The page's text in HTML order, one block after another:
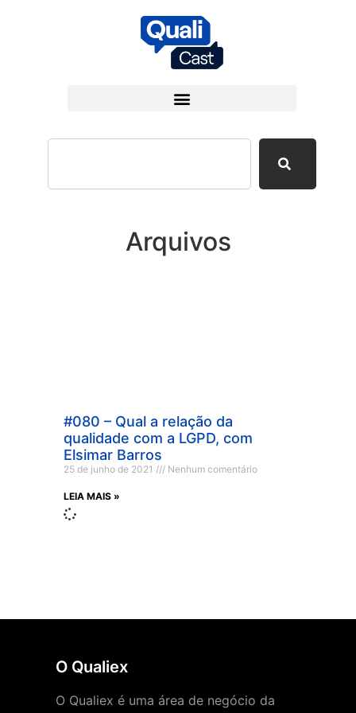
Arquivos
#080 – Qual a relação da
qualidade com a LGPD, com
Elsimar Barros
25 de junho de 2021 Nenhum comentário
LEIA MAIS »
O Qualiex
O Qualiex é uma área de negócio da